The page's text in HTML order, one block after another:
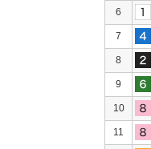
6
7
8
9
10
11